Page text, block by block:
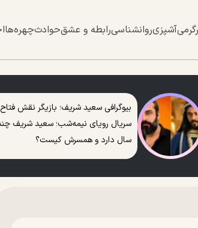
آشپزیروانشناسیرابطه و عشقحوادثچهره‌ها
بیوگرافی سعید شریف؛ بازیگر نقش
سریال رویای نیمه‌شب؛ سعید شریف
سال دارد و همسرش کیست؟